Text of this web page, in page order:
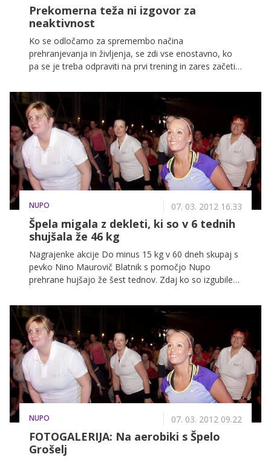
Prekomerna teža ni izgovor za
neaktivnost
Ko se odločamo za spremembo načina
prehranjevanja in življenja, se zdi vse enostavno, ko
pa se je treba odpraviti na prvi trening in zares začeti
premislijo. Kako se lotiti vadbe, če vas obremenjuje
prekomerna teža, in na kaj morate biti, ko se lotite
vadbe, posebej pozorni, nam je zaupal osebni trener
Gašper Simčič.
NUPO 07. 03. 2012 16.33
Špela migala z dekleti, ki so v 6 tednih
shujšala že 46 kg
Nagrajenke akcije Do minus 15 kg v 60 dneh skupaj s
pevko Nino Maurovič Blatnik s pomočjo Nupo
prehrane hujšajo že šest tednov. Zdaj ko so izgubile
gibljejo. Prejšnji teden so se preizkusile na treningu
zumbe, tokrat pa so skupaj z več stoglavo množico
zaplesale kar na konvenciji aerobike, kjer se jim je
pridružila tudi Špela Grošelj.
NUPO 07. 03. 2012 09.22
FOTOGALERIJA: Na aerobiki s Špelo
Grošelj